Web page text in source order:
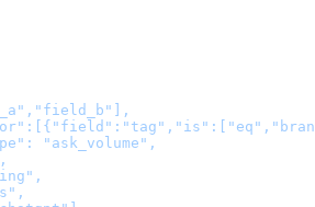
"ask_volume",